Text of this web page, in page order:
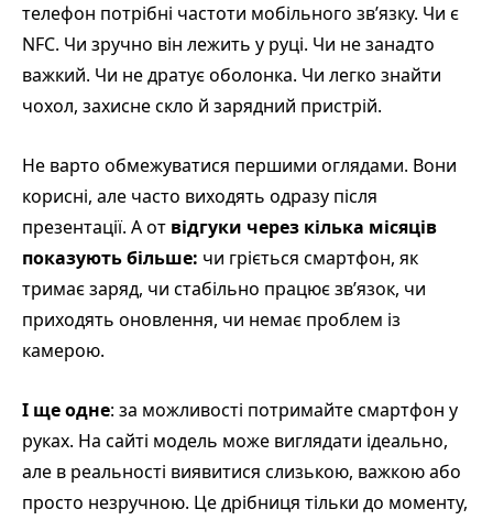
телефон потрібні частоти мобільного зв’язку. Чи є
NFC. Чи зручно він лежить у руці. Чи не занадто
важкий. Чи не дратує оболонка. Чи легко знайти
чохол, захисне скло й зарядний пристрій.
Не варто обмежуватися першими оглядами. Вони
корисні, але часто виходять одразу після
презентації. А от відгуки через кілька місяців
показують більше: чи гріється смартфон, як
тримає заряд, чи стабільно працює зв’язок, чи
приходять оновлення, чи немає проблем із
камерою.
І ще одне: за можливості потримайте смартфон у
руках. На сайті модель може виглядати ідеально,
але в реальності виявитися слизькою, важкою або
просто незручною. Це дрібниця тільки до моменту,